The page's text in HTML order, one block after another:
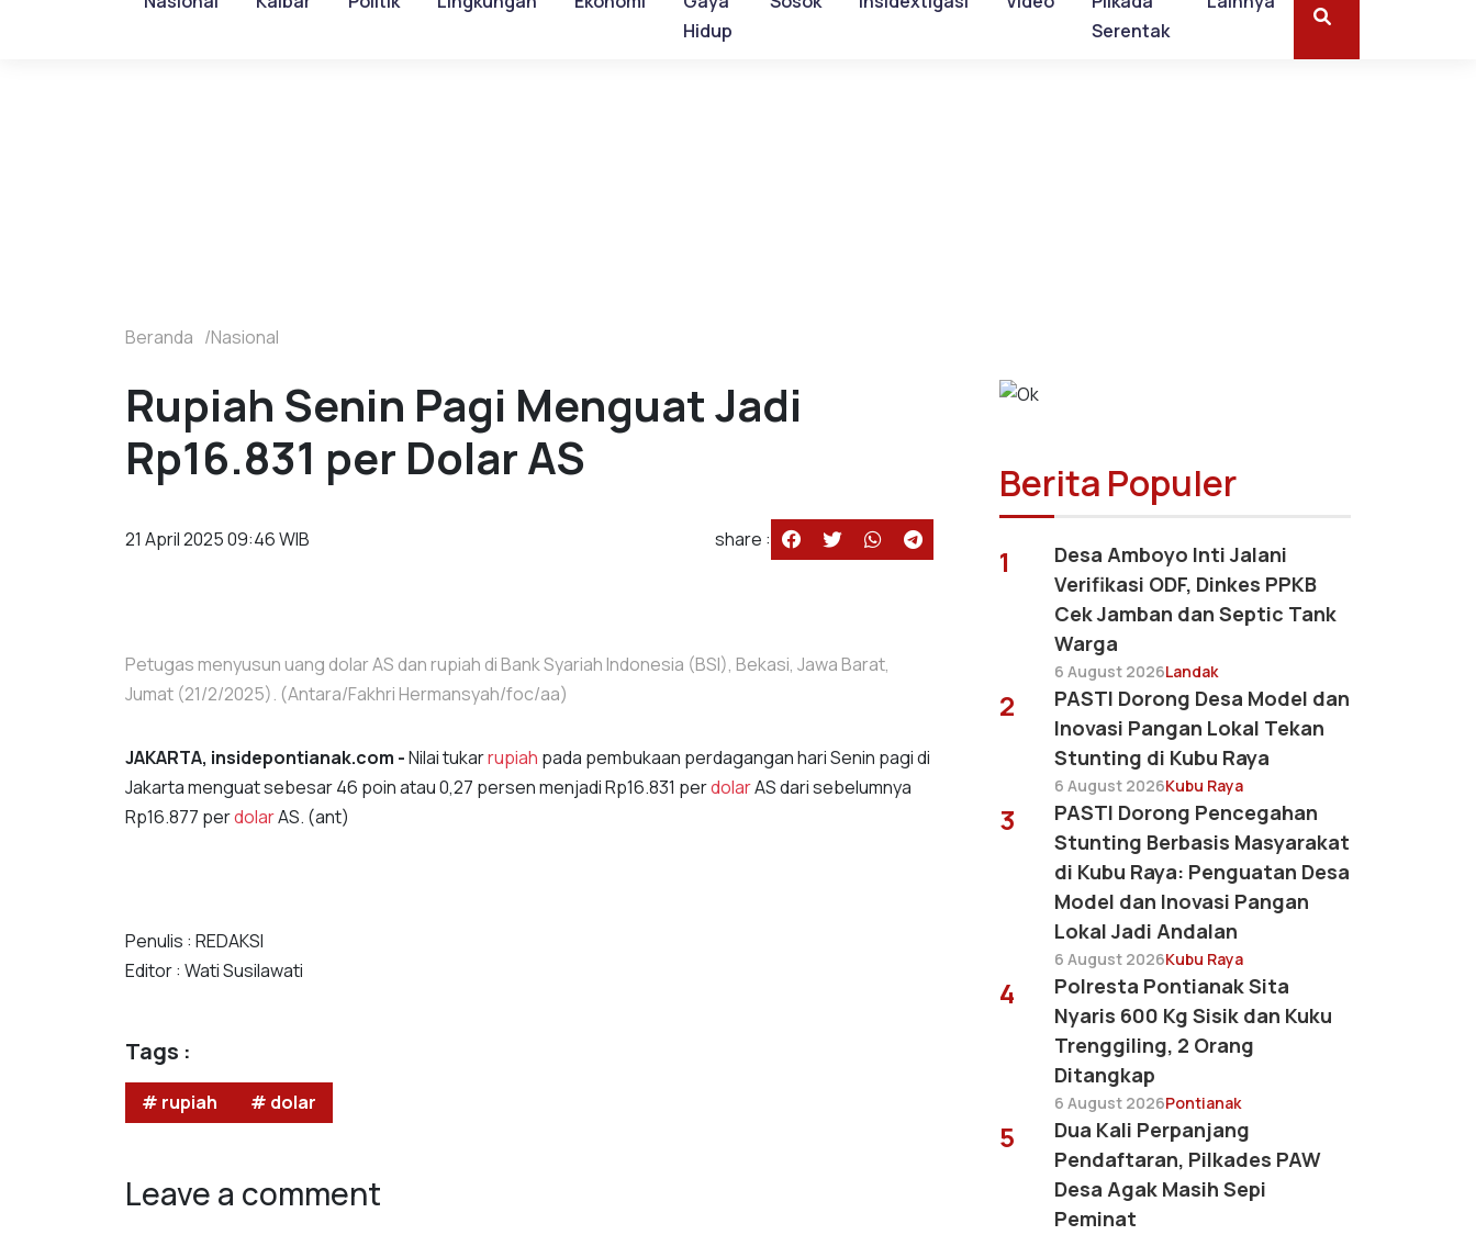
Hidup
Serentak
Beranda Nasional
Rupiah Senin Pagi Menguat Jadi
Rp16.831 per Dolar AS
21 April 2025 09:46 WIB share :
Petugas menyusun uang dolar AS dan rupiah di Bank Syariah Indonesia (BSI), Bekasi, Jawa Barat,
Jumat (21/2/2025). (Antara/Fakhri Hermansyah/foc/aa)
JAKARTA, insidepontianak.com -Nilai tukarrupiah pada pembukaan perdagangan hari Senin pagi di
Jakarta menguat sebesar 46 poin atau 0,27 persen menjadi Rp16.831 perdolarAS dari sebelumnya
Rp16.877 perdolarAS. (ant)
Penulis : REDAKSI
Editor : Wati Susilawati
Tags :
# rupiah # dolar
Leave a comment
Berita Populer
1
Desa Amboyo Inti Jalani
Verifikasi ODF, Dinkes PPKB
Cek Jamban dan Septic Tank
Warga
6 August 2026Landak
2
PASTI Dorong Desa Model dan
Inovasi Pangan Lokal Tekan
Stunting di Kubu Raya
6 August 2026Kubu Raya
3
PASTI Dorong Pencegahan
Stunting Berbasis Masyarakat
di Kubu Raya: Penguatan Desa
Model dan Inovasi Pangan
Lokal Jadi Andalan
6 August 2026Kubu Raya
4
Polresta Pontianak Sita
Nyaris 600 Kg Sisik dan Kuku
Trenggiling, 2 Orang
Ditangkap
6 August 2026Pontianak
5
Dua Kali Perpanjang
Pendaftaran, Pilkades PAW
Desa Agak Masih Sepi
Peminat